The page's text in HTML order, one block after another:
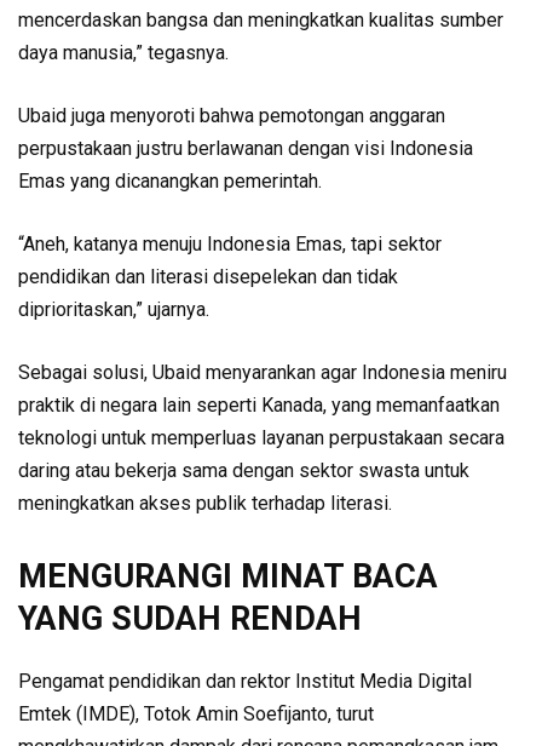
mencerdaskan bangsa dan meningkatkan kualitas sumber
daya manusia,” tegasnya.
Ubaid juga menyoroti bahwa pemotongan anggaran
perpustakaan justru berlawanan dengan visi Indonesia
Emas yang dicanangkan pemerintah.
“Aneh, katanya menuju Indonesia Emas, tapi sektor
pendidikan dan literasi disepelekan dan tidak
diprioritaskan,” ujarnya.
Sebagai solusi, Ubaid menyarankan agar Indonesia meniru
praktik di negara lain seperti Kanada, yang memanfaatkan
teknologi untuk memperluas layanan perpustakaan secara
daring atau bekerja sama dengan sektor swasta untuk
meningkatkan akses publik terhadap literasi.
MENGURANGI MINAT BACA
YANG SUDAH RENDAH
Pengamat pendidikan dan rektor Institut Media Digital
Emtek (IMDE), Totok Amin Soefijanto, turut